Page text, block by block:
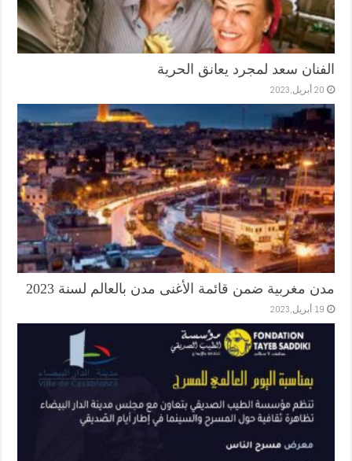
الفنان سعد لمجرد يعانق الحرية
20 أبريل,2023
مدن مغربية ضمن قائمة الأغنى مدن بالعالم لسنة 2023
19 أبريل,2023